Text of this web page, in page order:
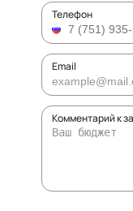
Телефон
Email
Комментарий к